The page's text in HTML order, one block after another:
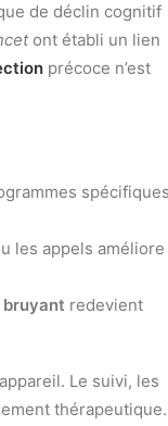
de déclin cognitif
ont établi un lien
précoce n’est
spécifiques
les appels améliore
bruyant redevient
Le suivi, les
thérapeutique.